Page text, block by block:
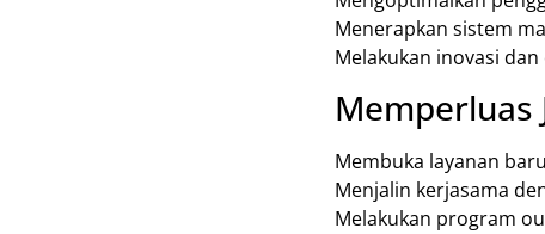
Menerapkan sistem
Melakukan inovasi
Memperluas
Membuka layanan
Menjalin kerjasama
Melakukan program